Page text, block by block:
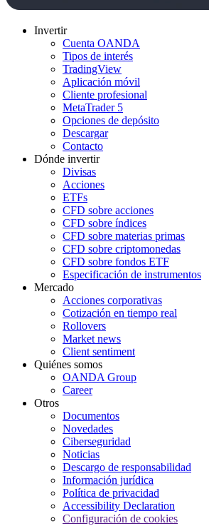
Invertir
Cuenta OANDA
Tipos de interés
TradingView
Aplicación móvil
Cliente profesional
MetaTrader 5
Opciones de depósito
Descargar
Contacto
Dónde invertir
Divisas
Acciones
ETFs
CFD sobre acciones
CFD sobre índices
CFD sobre materias primas
CFD sobre criptomonedas
CFD sobre fondos ETF
Especificación de instrumentos
Mercado
Acciones corporativas
Cotización en tiempo real
Rollovers
Market news
Client sentiment
Quiénes somos
OANDA Group
Career
Otros
Documentos
Novedades
Ciberseguridad
Noticias
Descargo de responsabilidad
Información jurídica
Política de privacidad
Accessibility Declaration
Configuración de cookies